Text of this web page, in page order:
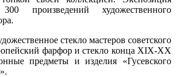
произведений художественного
стекло мастеров советского
фарфор и стекло конца XIX-XX
предметы и изделия «Гусевского